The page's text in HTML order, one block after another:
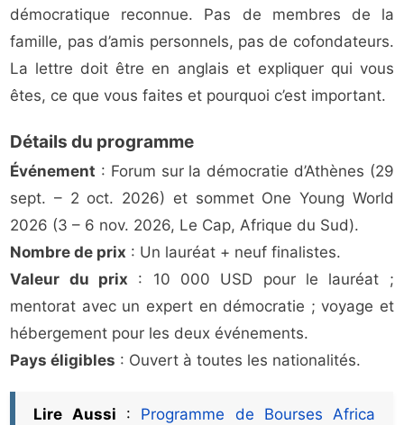
démocratique reconnue. Pas de membres de la
famille, pas d’amis personnels, pas de cofondateurs.
La lettre doit être en anglais et expliquer qui vous
êtes, ce que vous faites et pourquoi c’est important.
Détails du programme
Événement : Forum sur la démocratie d’Athènes (29
sept. – 2 oct. 2026) et sommet One Young World
2026 (3 – 6 nov. 2026, Le Cap, Afrique du Sud).
Nombre de prix : Un lauréat + neuf finalistes.
Valeur du prix : 10 000 USD pour le lauréat ;
mentorat avec un expert en démocratie ; voyage et
hébergement pour les deux événements.
Pays éligibles : Ouvert à toutes les nationalités.
Lire Aussi : Programme de Bourses Africa